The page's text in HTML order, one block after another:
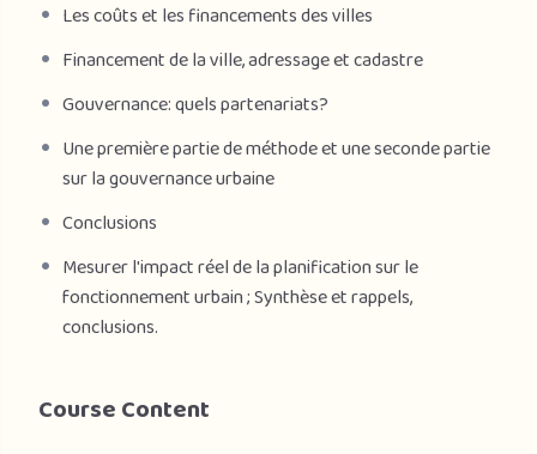
Les coûts et les financements des villes
Financement de la ville, adressage et cadastre
Gouvernance: quels partenariats?
Une première partie de méthode et une seconde partie
sur la gouvernance urbaine
Conclusions
Mesurer l'impact réel de la planification sur le
fonctionnement urbain ; Synthèse et rappels,
conclusions.
Course Content